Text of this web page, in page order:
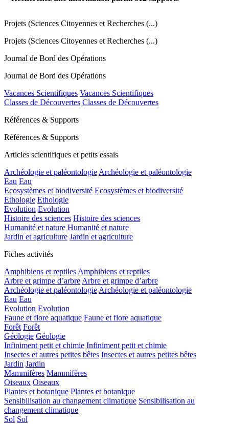
Projets (Sciences Citoyennes et Recherches (...)
Projets (Sciences Citoyennes et Recherches (...)
Journal de Bord des Opérations
Journal de Bord des Opérations
Vacances Scientifiques Vacances Scientifiques
Classes de Découvertes Classes de Découvertes
Références & Supports
Références & Supports
Articles scientifiques et petits essais
Archéologie et paléontologie Archéologie et paléontologie
Eau Eau
Ecosystèmes et biodiversité Ecosystèmes et biodiversité
Ethologie Ethologie
Evolution Evolution
Histoire des sciences Histoire des sciences
Humanité et nature Humanité et nature
Jardin et agriculture Jardin et agriculture
Fiches activités
Amphibiens et reptiles Amphibiens et reptiles
Arbre et grimpe d’arbre Arbre et grimpe d’arbre
Archéologie et paléontologie Archéologie et paléontologie
Eau Eau
Evolution Evolution
Faune et flore aquatique Faune et flore aquatique
Forêt Forêt
Géologie Géologie
Infiniment petit et chimie Infiniment petit et chimie
Insectes et autres petites bêtes Insectes et autres petites bêtes
Jardin Jardin
Mammifères Mammifères
Oiseaux Oiseaux
Plantes et botanique Plantes et botanique
Sensibilisation au changement climatique Sensibilisation au
changement climatique
Sol Sol